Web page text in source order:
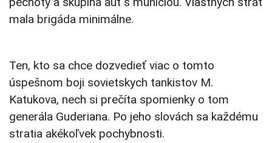
mala brigáda minimálne.
Ten, kto sa chce dozvedieť viac o tomto
úspešnom boji sovietskych tankistov M.
Katukova, nech si prečíta spomienky o tom
generála Guderiana. Po jeho slovách sa každému
stratia akékoľvek pochybnosti.